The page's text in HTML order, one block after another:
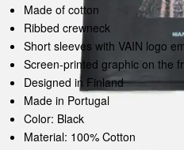
Made of cotton
Ribbed crewneck
Short sleeves with VAIN logo
Screen-printed graphic on the
Designed in Finland
Made in Portugal
Color: Black
Material: 100% Cotton